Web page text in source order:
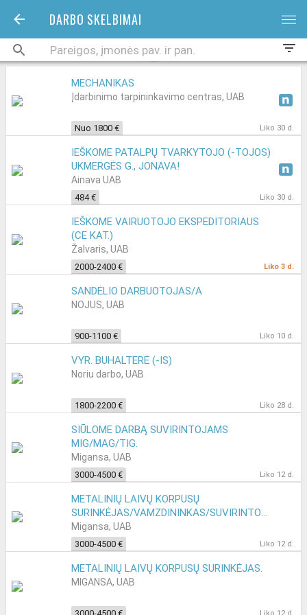
DARBO SKELBIMAI bars
filter_list
MECHANIKAS
Įdarbinimo tarpininkavimo centras, UAB
Nuo 1800 € Liko 30 d.
IEŠKOME PATALPŲ TVARKYTOJO (-TOJOS)
UKMERGĖS G., JONAVA!
Ainava UAB
484 € Liko 30 d.
IEŠKOME VAIRUOTOJO EKSPEDITORIAUS
(CE KAT.)
Žalvaris, UAB
2000-2400 € Liko 3 d.
SANDĖLIO DARBUOTOJAS/A
NOJUS, UAB
900-1100 € Liko 10 d.
VYR. BUHALTERĖ (-IS)
Noriu darbo, UAB
1800-2200 € Liko 28 d.
SIŪLOME DARBĄ SUVIRINTOJAMS
MIG/MAG/TIG.
Migansa, UAB
3000-4500 € Liko 12 d.
METALINIŲ LAIVŲ KORPUSŲ
SURINKĖJAS/VAMZDININKAS/SUVIRINTOJAS.
Migansa, UAB
3000-4500 € Liko 12 d.
METALINIŲ LAIVŲ KORPUSŲ SURINKĖJAS.
MIGANSA, UAB